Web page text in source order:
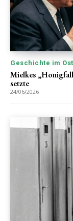
Geschichte im
Mielkes
setzte
24/06/2026